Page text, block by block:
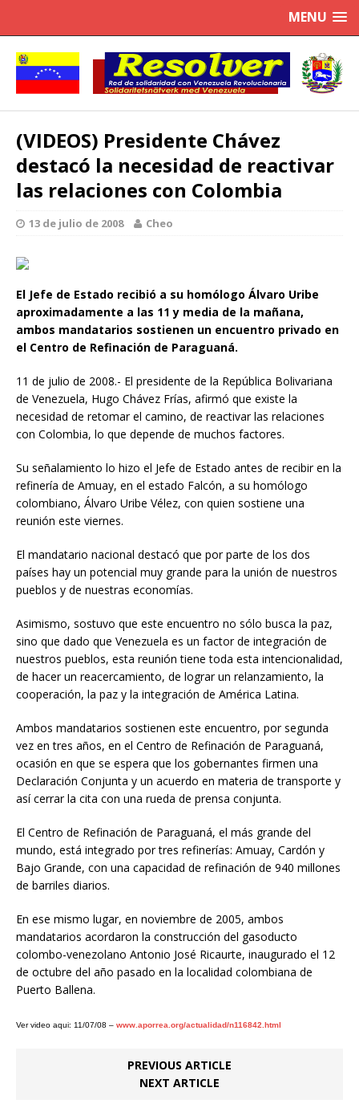
MENU
(VIDEOS) Presidente Chávez
destacó la necesidad de reactivar
las relaciones con Colombia
13 de julio de 2008 Cheo
El Jefe de Estado recibió a su homólogo Álvaro Uribe
aproximadamente a las 11 y media de la mañana,
ambos mandatarios sostienen un encuentro privado en
el Centro de Refinación de Paraguaná.
11 de julio de 2008.- El presidente de la República Bolivariana
de Venezuela, Hugo Chávez Frías, afirmó que existe la
necesidad de retomar el camino, de reactivar las relaciones
con Colombia, lo que depende de muchos factores.
Su señalamiento lo hizo el Jefe de Estado antes de recibir en la
refinería de Amuay, en el estado Falcón, a su homólogo
colombiano, Álvaro Uribe Vélez, con quien sostiene una
reunión este viernes.
El mandatario nacional destacó que por parte de los dos
países hay un potencial muy grande para la unión de nuestros
pueblos y de nuestras economías.
Asimismo, sostuvo que este encuentro no sólo busca la paz,
sino que dado que Venezuela es un factor de integración de
nuestros pueblos, esta reunión tiene toda esta intencionalidad,
de hacer un reacercamiento, de lograr un relanzamiento, la
cooperación, la paz y la integración de América Latina.
Ambos mandatarios sostienen este encuentro, por segunda
vez en tres años, en el Centro de Refinación de Paraguaná,
ocasión en que se espera que los gobernantes firmen una
Declaración Conjunta y un acuerdo en materia de transporte y
así cerrar la cita con una rueda de prensa conjunta.
El Centro de Refinación de Paraguaná, el más grande del
mundo, está integrado por tres refinerías: Amuay, Cardón y
Bajo Grande, con una capacidad de refinación de 940 millones
de barriles diarios.
En ese mismo lugar, en noviembre de 2005, ambos
mandatarios acordaron la construcción del gasoducto
colombo-venezolano Antonio José Ricaurte, inaugurado el 12
de octubre del año pasado en la localidad colombiana de
Puerto Ballena.
Ver video aqui: 11/07/08 – www.aporrea.org/actualidad/n116842.html
PREVIOUS ARTICLE
NEXT ARTICLE